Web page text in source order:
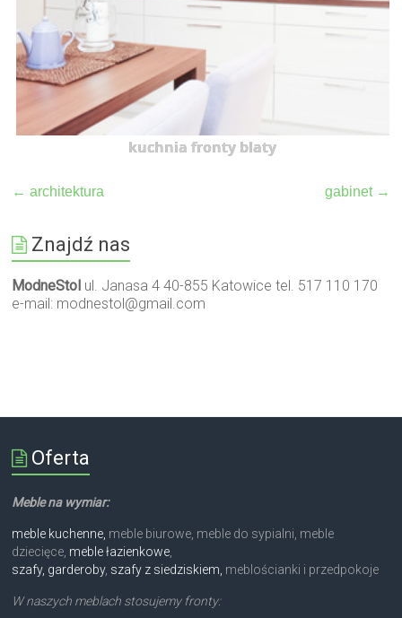
kuchnia fronty blaty
← architektura gabinet →
Znajdź nas
ModneStol ul. Janasa 4 40-855 Katowice tel. 517 110 170
e-mail: modnestol@gmail.com
Oferta
Meble na wymiar:
meble kuchenne, meble biurowe, meble do sypialni, meble
dziecięce, meble łazienkowe,
szafy, garderoby, szafy z siedziskiem, meblościanki i przedpokoje
W naszych meblach stosujemy fronty: